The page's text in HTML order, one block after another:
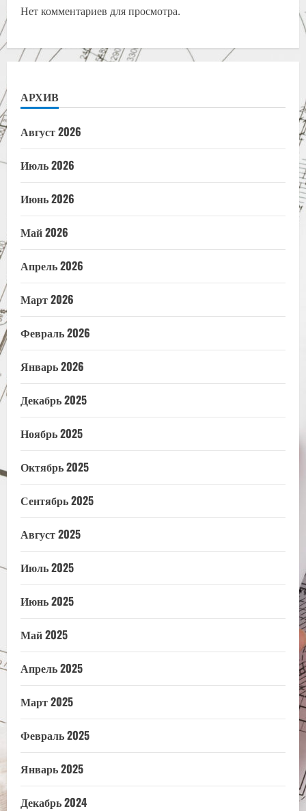
Нет комментариев для просмотра.
АРХИВ
Август 2026
Июль 2026
Июнь 2026
Май 2026
Апрель 2026
Март 2026
Февраль 2026
Январь 2026
Декабрь 2025
Ноябрь 2025
Октябрь 2025
Сентябрь 2025
Август 2025
Июль 2025
Июнь 2025
Май 2025
Апрель 2025
Март 2025
Февраль 2025
Январь 2025
Декабрь 2024